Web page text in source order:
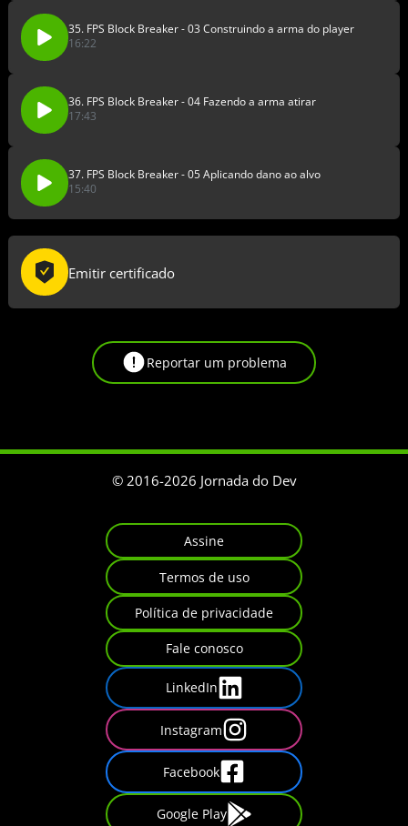
35. FPS Block Breaker - 03 Construindo a arma do player
16:22
36. FPS Block Breaker - 04 Fazendo a arma atirar
17:43
37. FPS Block Breaker - 05 Aplicando dano ao alvo
15:40
Emitir certificado
Reportar um problema
© 2016-2026 Jornada do Dev
Assine
Termos de uso
Política de privacidade
Fale conosco
LinkedIn
Instagram
Facebook
Google Play